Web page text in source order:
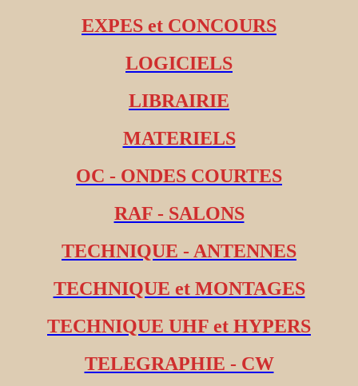
EXPES et CONCOURS
LOGICIELS
LIBRAIRIE
MATERIELS
OC - ONDES COURTES
RAF - SALONS
TECHNIQUE - ANTENNES
TECHNIQUE et MONTAGES
TECHNIQUE UHF et HYPERS
TELEGRAPHIE - CW